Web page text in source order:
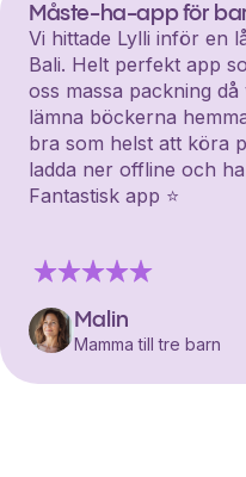
Måste-ha-app för
Vi hittade Lylli inför en
Bali. Helt perfekt app
oss massa packning då
lämna böckerna
bra som helst att köra
ladda ner offline och ha
Fantastisk app ⭐️
Malin
Mamma till tre barn